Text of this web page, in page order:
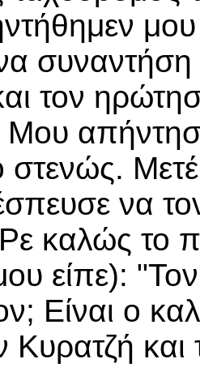
μου
συναντήση
τον
στενώς.
να
καλώς το
είπε):
Είναι ο
Κυρατζή και